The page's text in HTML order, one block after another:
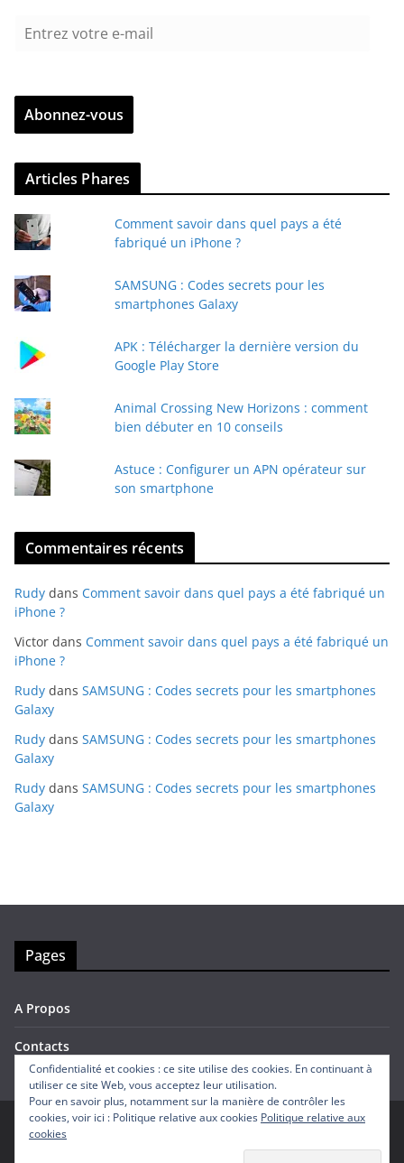
r
z
v
r
e
e
-
a
Abonnez-vous
Articles Phares
Comment savoir dans quel pays a été
fabriqué un iPhone ?
SAMSUNG : Codes secrets pour les
smartphones Galaxy
APK : Télécharger la dernière version du
Google Play Store
Animal Crossing New Horizons : comment
bien débuter en 10 conseils
Astuce : Configurer un APN opérateur sur
son smartphone
Commentaires récents
Rudy dans Comment savoir dans quel pays a été fabriqué un
iPhone ?
Victor dans Comment savoir dans quel pays a été fabriqué un
iPhone ?
Rudy dans SAMSUNG : Codes secrets pour les smartphones
Galaxy
Rudy dans SAMSUNG : Codes secrets pour les smartphones
Galaxy
Rudy dans SAMSUNG : Codes secrets pour les smartphones
Galaxy
Pages
A Propos
Contacts
. Tous droits réservés.
Confidentialité et cookies : ce site utilise des cookies. En continuant à
utiliser ce site Web, vous acceptez leur utilisation.
Pour en savoir plus, notamment sur la manière de contrôler les
cookies, voir ici : Politique relative aux cookies Politique relative aux
cookies